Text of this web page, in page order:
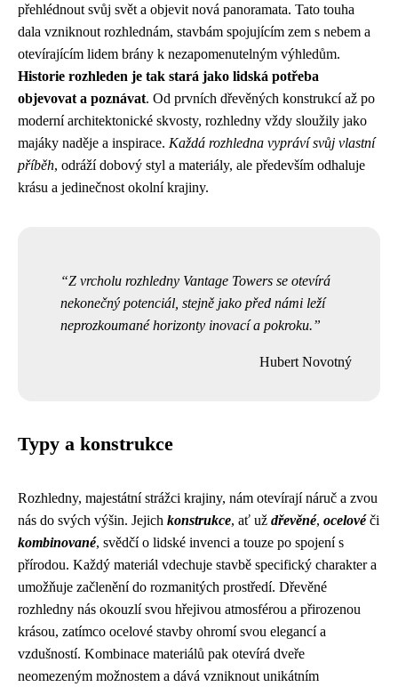
přehlédnout svůj svět a objevit nová panoramata. Tato touha
dala vzniknout rozhlednám, stavbám spojujícím zem s nebem a
otevírajícím lidem brány k nezapomenutelným výhledům.
Historie rozhleden je tak stará jako lidská potřeba
objevovat a poznávat. Od prvních dřevěných konstrukcí až po
moderní architektonické skvosty, rozhledny vždy sloužily jako
majáky naděje a inspirace. Každá rozhledna vypráví svůj vlastní
příběh, odráží dobový styl a materiály, ale především odhaluje
krásu a jedinečnost okolní krajiny.
Z vrcholu rozhledny Vantage Towers se otevírá
nekonečný potenciál, stejně jako před námi leží
neprozkoumané horizonty inovací a pokroku.
Hubert Novotný
Typy a konstrukce
Rozhledny, majestátní strážci krajiny, nám otevírají náruč a zvou
nás do svých výšin. Jejich konstrukce, ať už dřevěné, ocelovéči
kombinované, svědčí o lidské invenci a touze po spojení s
přírodou. Každý materiál vdechuje stavbě specifický charakter a
umožňuje začlenění do rozmanitých prostředí. Dřevěné
rozhledny nás okouzlí svou hřejivou atmosférou a přirozenou
krásou, zatímco ocelové stavby ohromí svou elegancí a
vzdušností. Kombinace materiálů pak otevírá dveře
neomezeným možnostem a dává vzniknout unikátním